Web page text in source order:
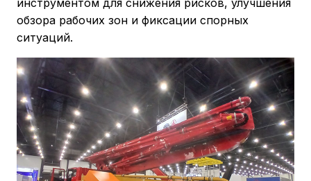
инструментом для снижения рисков, улучшения
обзора рабочих зон и фиксации спорных
ситуаций.